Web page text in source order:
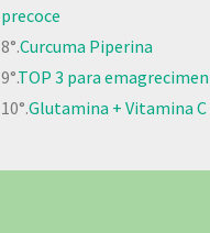
precoce
8°.Curcuma Piperina
9°.TOP 3 para
10°.Glutamina + Vitamina C